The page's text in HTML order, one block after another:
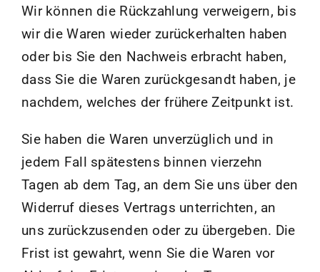
Wir können die Rückzahlung verweigern, bis
wir die Waren wieder zurückerhalten haben
oder bis Sie den Nachweis erbracht haben,
dass Sie die Waren zurückgesandt haben, je
nachdem, welches der frühere Zeitpunkt ist.
Sie haben die Waren unverzüglich und in
jedem Fall spätestens binnen vierzehn
Tagen ab dem Tag, an dem Sie uns über den
Widerruf dieses Vertrags unterrichten, an
uns zurückzusenden oder zu übergeben. Die
Frist ist gewahrt, wenn Sie die Waren vor